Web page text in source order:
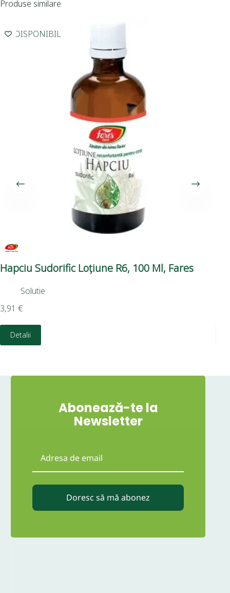
Produse similare
INDISPONIBIL
Hapciu Sudorific Loțiune R6, 100 Ml, Fares
Solutie
3,91 €
Detalii
Abonează-te la
Newsletter
Doresc să mă abonez